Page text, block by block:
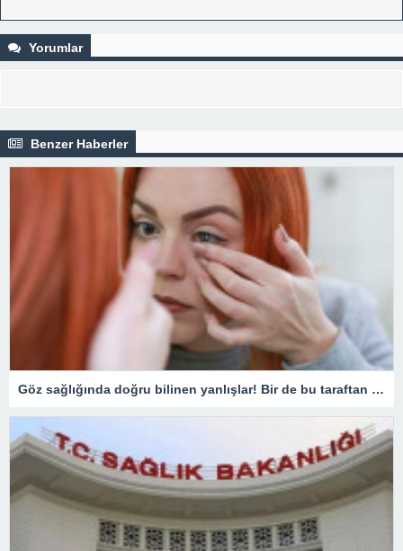
Yorumlar
Benzer Haberler
Göz sağlığında doğru bilinen yanlışlar! Bir de bu taraftan bakın…